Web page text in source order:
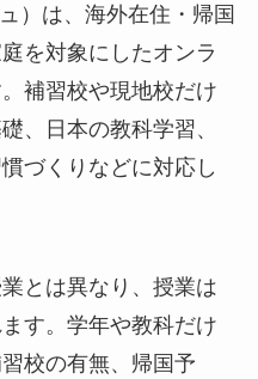
）は、海外在住・帰国
を対象にしたオンラ
補習校や現地校だけ
、日本の教科学習、
づくりなどに対応し
とは異なり、授業は
す。学年や教科だけ
校の有無、帰国予